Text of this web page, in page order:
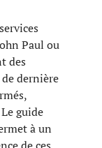
Paul ou
des
dernière
guide
à un